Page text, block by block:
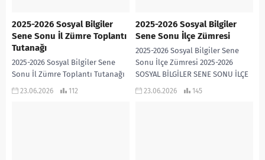
2025-2026 Sosyal Bilgiler
Sene Sonu İl Zümre Toplantı
Tutanağı
2025-2026 Sosyal Bilgiler Sene
Sonu İl Zümre Toplantı Tutanağı
2025-2026 Sosyal Bilgiler Sene
23.06.2026 112
2025-2026 Sosyal Bilgiler
Sene Sonu İlçe Zümresi
2025-2026 Sosyal Bilgiler Sene
Sonu İlçe Zümresi 2025-2026
SOSYAL BİLGİLER SENE SONU İLÇE
ZÜMRESİ İNDİR
23.06.2026 145